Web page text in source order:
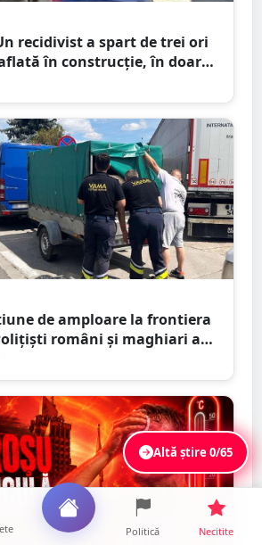
recidivist a spart de trei ori
în construcție, în doar
de amploare la frontiera
români și maghiari au
persoane
Altă știre0/65
Politică Necitite